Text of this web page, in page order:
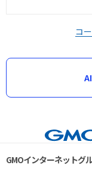
コ
GMOインターネットグ